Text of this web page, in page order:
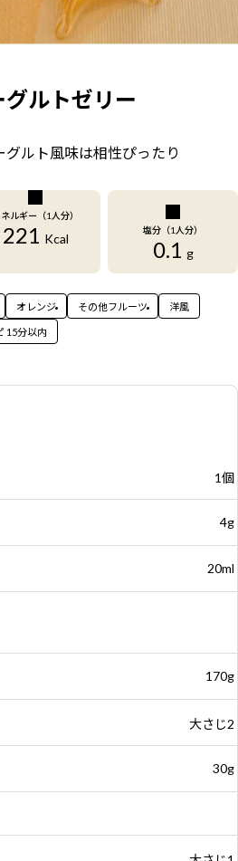
ルトゼリー
ルト風味は相性ぴったり
ルギー（1人分）
221 Kcal
塩分（1人分）
0.1 g
オレンジ その他フルーツ 洋風
15分以内
1個
4g
20ml
170g
大さじ2
30g